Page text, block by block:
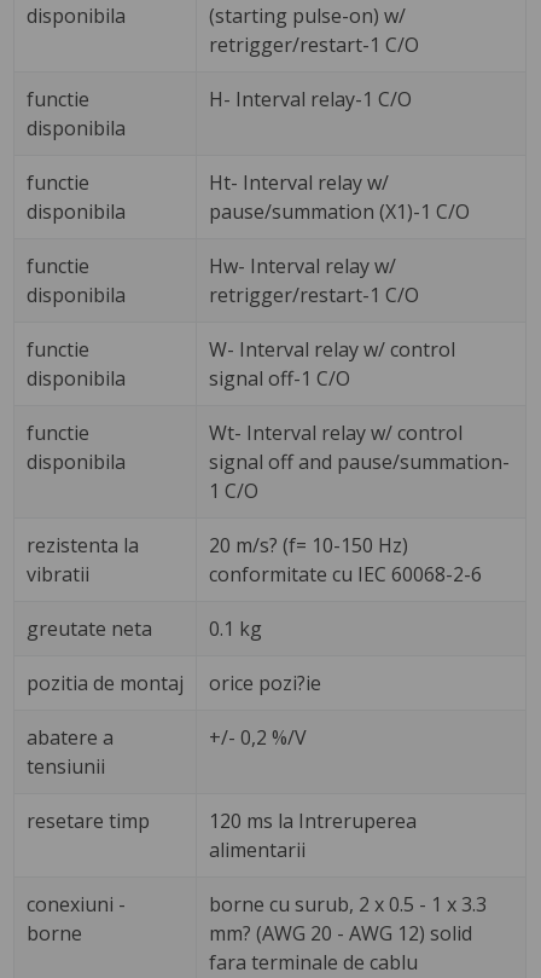
disponibila
(starting pulse-on) w/
retrigger/restart-1 C/O
functie
disponibila
H- Interval relay-1 C/O
functie
disponibila
Ht- Interval relay w/
pause/summation (X1)-1 C/O
functie
disponibila
Hw- Interval relay w/
retrigger/restart-1 C/O
functie
disponibila
W- Interval relay w/ control
signal off-1 C/O
functie
disponibila
Wt- Interval relay w/ control
signal off and pause/summation-
1 C/O
rezistenta la
vibratii
20 m/s? (f= 10-150 Hz)
conformitate cu IEC 60068-2-6
greutate neta 0.1 kg
pozitia de montaj orice pozi?ie
abatere a
tensiunii
+/- 0,2 %/V
resetare timp
120 ms la Intreruperea
alimentarii
conexiuni -
borne
borne cu surub, 2 x 0.5 - 1 x 3.3
mm? (AWG 20 - AWG 12) solid
fara terminale de cablu